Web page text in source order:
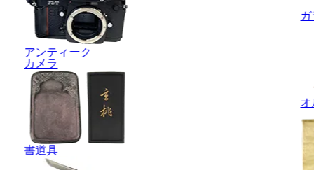
アンティーク
カメラ
書道具
オ